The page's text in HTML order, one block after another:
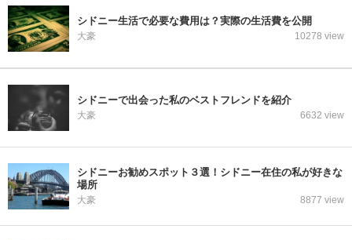
シドニー生活で必要な費用は？実際の生活費を公開
大豪 10278 view
シドニーで出会った私のベストフレンドを紹介
大豪 6632 view
シドニーお勧めスポット３選！シドニー在住の私が好きな
場所
大豪 8877 view